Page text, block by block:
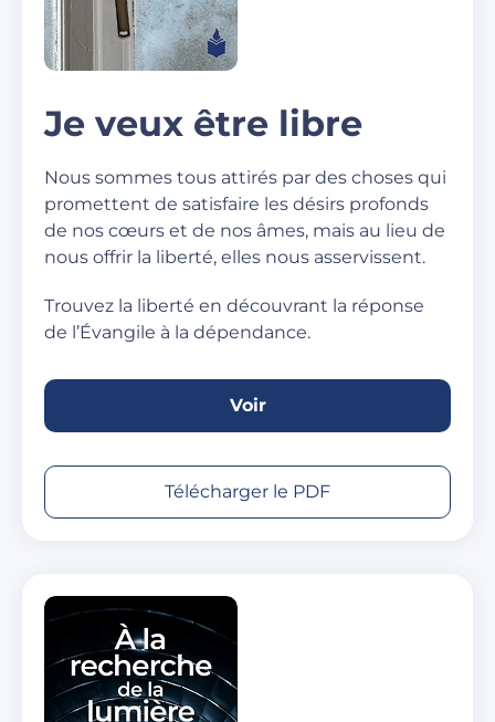
Je veux être libre
Nous sommes tous attirés par des choses qui
promettent de satisfaire les désirs profonds
de nos cœurs et de nos âmes, mais au lieu de
nous offrir la liberté, elles nous asservissent.
Trouvez la liberté en découvrant la réponse
de l’Évangile à la dépendance.
Voir
Télécharger le PDF